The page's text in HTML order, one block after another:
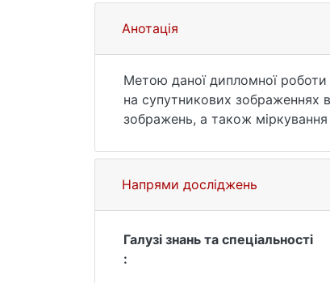
Анотація
Метою даної дипломної роботи
на супутникових зображеннях
зображень, а також міркування
Напрями досліджень
Галузі знань та спеціальності
: